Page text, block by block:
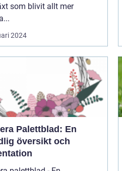
som blivit allt mer
2024
Palettblad: En
översikt och